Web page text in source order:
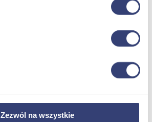
Zezwól na wszystkie